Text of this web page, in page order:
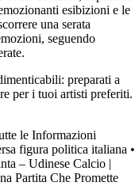
esibizioni e le
una serata
seguendo
preparati a
per i tuoi artisti preferiti.
le Informazioni
figura politica italiana •
– Udinese Calcio |
Partita Che Promette